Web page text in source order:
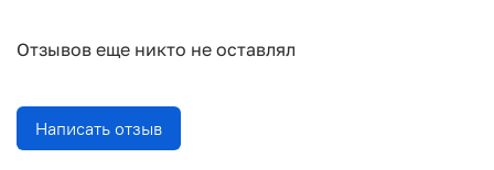
Отзывов еще никто не оставлял
Написать отзыв